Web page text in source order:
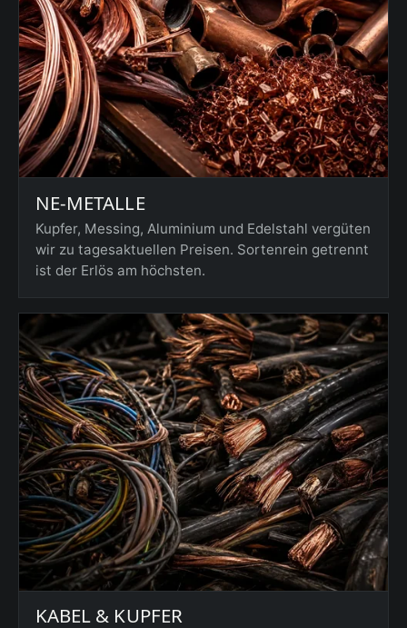
NE-METALLE
Kupfer, Messing, Aluminium und Edelstahl vergüten
wir zu tagesaktuellen Preisen. Sortenrein getrennt
ist der Erlös am höchsten.
KABEL & KUPFER